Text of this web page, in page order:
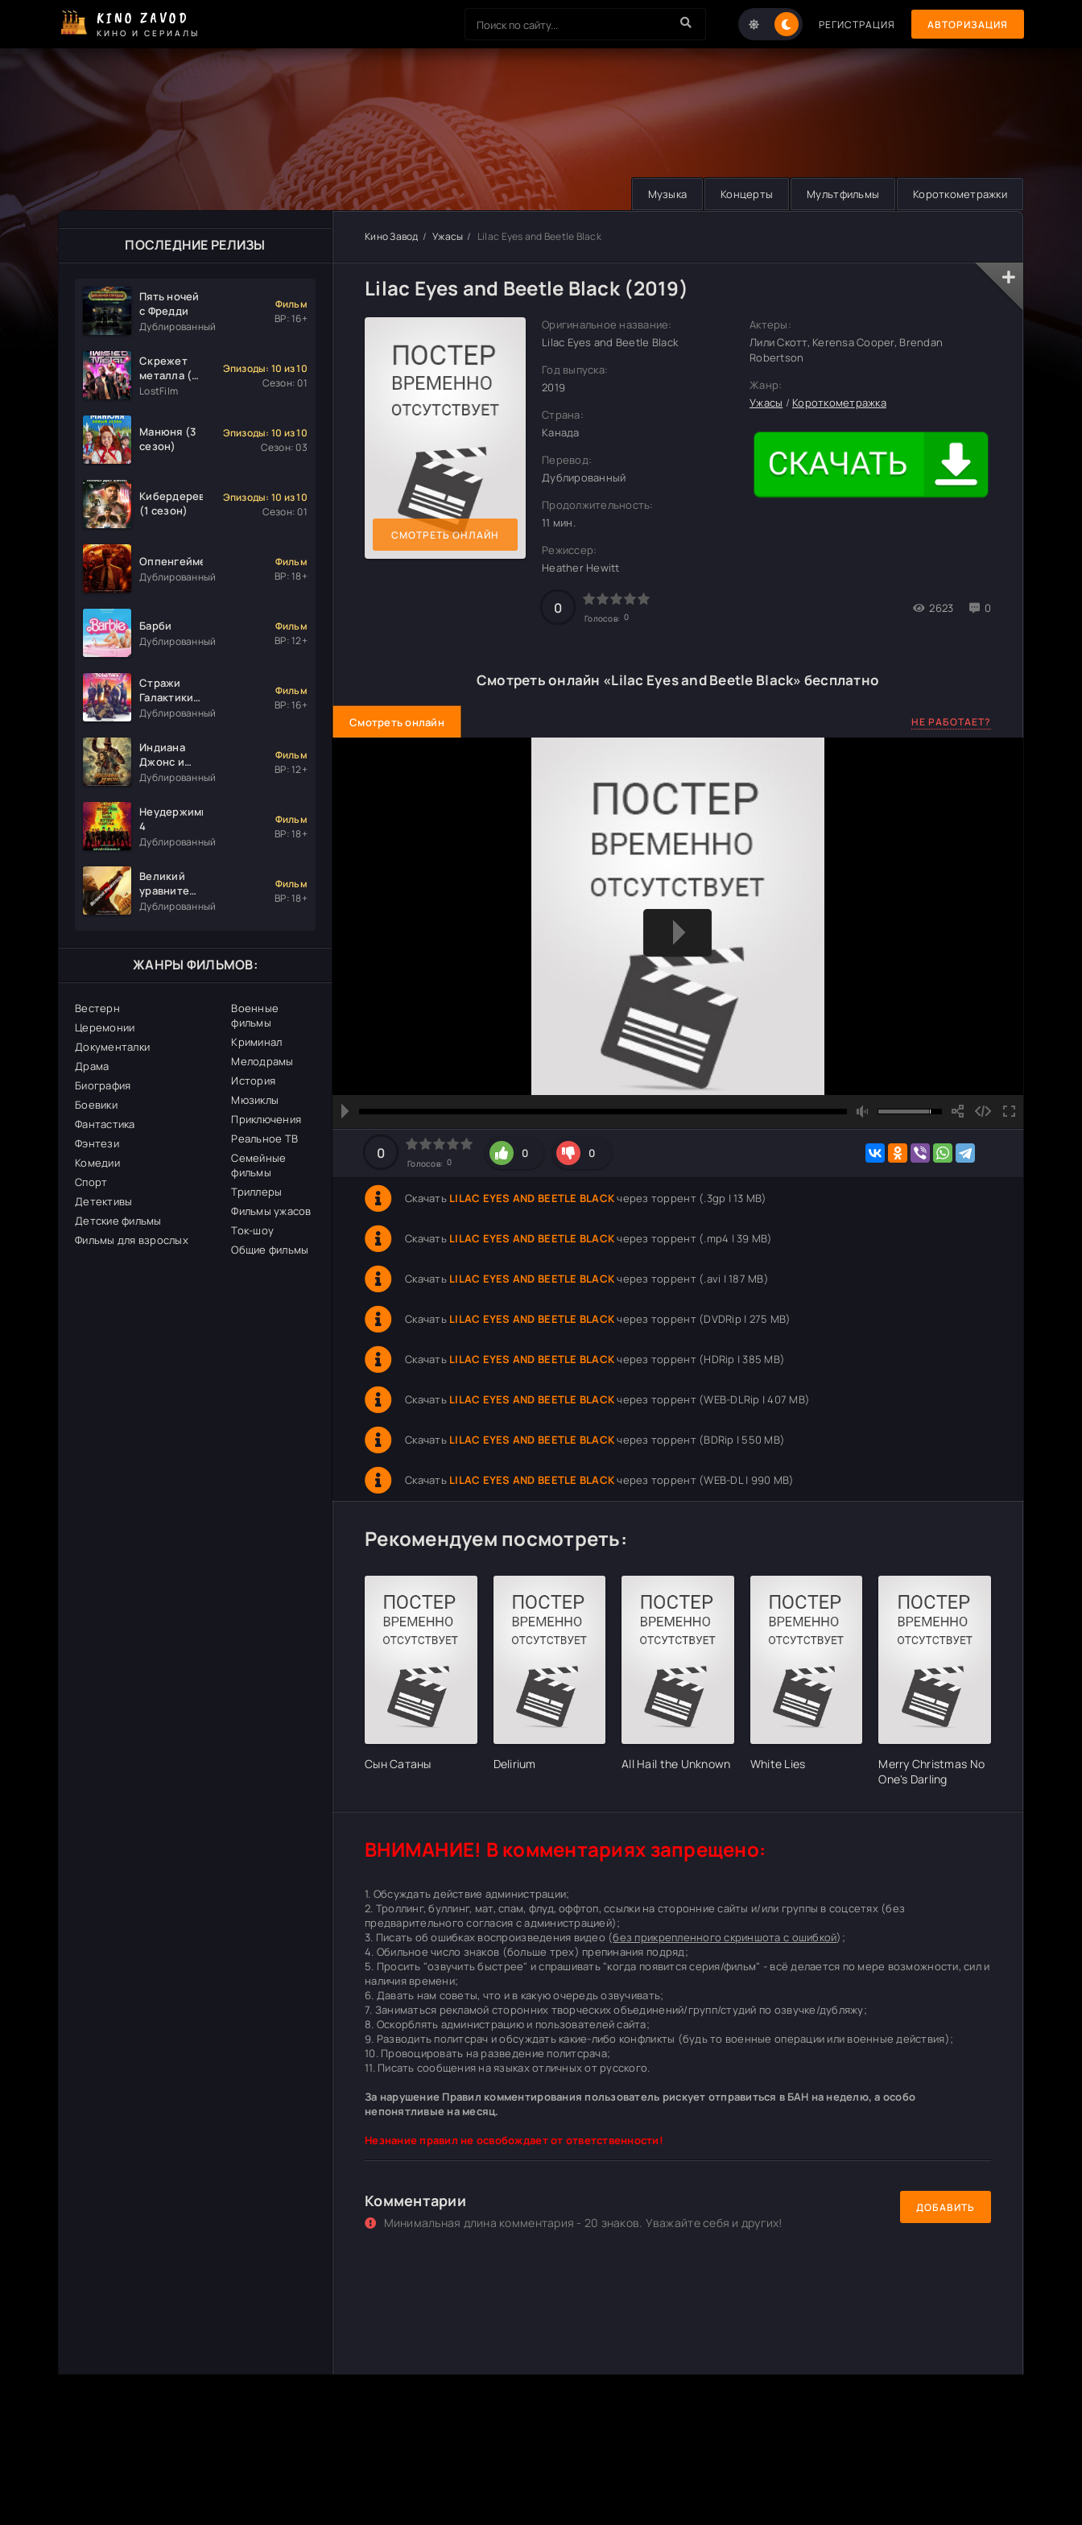
KINO ZAVOD
КИНО И СЕРИАЛЫ
РЕГИСТРАЦИЯ АВТОРИЗАЦИЯ
Музыка Концерты Мультфильмы Короткометражки
ПОСЛЕДНИЕ РЕЛИЗЫ
Пять ночей
с Фредди
Дублированный
Фильм
ВР: 16+
Скрежет
металла (1
сезон)
LostFilm
Эпизоды: 10 из 10
Сезон: 01
Манюня (3
сезон)
Эпизоды: 10 из 10
Сезон: 03
Кибердеревня
(1 сезон)
Эпизоды: 10 из 10
Сезон: 01
Оппенгеймер
Дублированный
Фильм
ВР: 18+
Барби
Дублированный
Фильм
ВР: 12+
Стражи
Галактики.
Часть 3
Дублированный
Фильм
ВР: 16+
Индиана
Джонс и
колесо
Дублированный
Фильм
ВР: 12+
Неудержимые
4
Дублированный
Фильм
ВР: 18+
Великий
уравнитель
3
Дублированный
Фильм
ВР: 18+
ЖАНРЫ ФИЛЬМОВ:
Вестерн
Церемонии
Документалки
Драма
Биография
Боевики
Фантастика
Фэнтези
Комедии
Спорт
Детективы
Детские фильмы
Фильмы для взрослых
Военные
фильмы
Криминал
Мелодрамы
История
Мюзиклы
Приключения
Реальное ТВ
Семейные
фильмы
Триллеры
Фильмы ужасов
Ток-шоу
Общие фильмы
Кино Завод Ужасы Lilac Eyes and Beetle Black
Lilac Eyes and Beetle Black (2019)
СМОТРЕТЬ ОНЛАЙН
Оригинальное название:
Lilac Eyes and Beetle Black
Год выпуска:
2019
Страна:
Канада
Перевод:
Дублированный
Продолжительность:
11 мин.
Режиссер:
Heather Hewitt
0
Голосов: 0
2623 0
Актеры:
Лили Скотт, Kerensa Cooper, Brendan
Robertson
Жанр:
Ужасы / Короткометражка
Смотреть онлайн «Lilac Eyes and Beetle Black» бесплатно
Смотреть онлайн НЕ РАБОТАЕТ?
hd2160
hd1440
highres
hd1080
hd720
large
medium
small
tiny
0
Голосов: 0
0 0
Скачать LILAC EYES AND BEETLE BLACKчерез торрент (.3gp | 13 MB)
Скачать LILAC EYES AND BEETLE BLACKчерез торрент (.mp4 | 39 MB)
Скачать LILAC EYES AND BEETLE BLACKчерез торрент (.avi | 187 MB)
Скачать LILAC EYES AND BEETLE BLACKчерез торрент (DVDRip | 275 MB)
Скачать LILAC EYES AND BEETLE BLACKчерез торрент (HDRip | 385 MB)
Скачать LILAC EYES AND BEETLE BLACKчерез торрент (WEB-DLRip | 407 MB)
Скачать LILAC EYES AND BEETLE BLACKчерез торрент (BDRip | 550 MB)
Скачать LILAC EYES AND BEETLE BLACKчерез торрент (WEB-DL | 990 MB)
Рекомендуем посмотреть:
Сын Сатаны Delirium All Hail the Unknown White Lies
Merry Christmas No
One's Darling
ВНИМАНИЕ! В комментариях запрещено:
1. Обсуждать действие администрации;
2. Троллинг, буллинг, мат, спам, флуд, оффтоп, ссылки на сторонние сайты и/или группы в соцсетях (без
предварительного согласия с администрацией);
3. Писать об ошибках воспроизведения видео (без прикрепленного скриншота с ошибкой);
4. Обильное число знаков (больше трех) препинания подряд;
5. Просить "озвучить быстрее" и спрашивать "когда появится серия/фильм" - всё делается по мере возможности, сил и
наличия времени;
6. Давать нам советы, что и в какую очередь озвучивать;
7. Заниматься рекламой сторонних творческих объединений/групп/студий по озвучке/дубляжу;
8. Оскорблять администрацию и пользователей сайта;
9. Разводить политсрач и обсуждать какие-либо конфликты (будь то военные операции или военные действия);
10. Провоцировать на разведение политсрача;
11. Писать сообщения на языках отличных от русского.
За нарушение Правил комментирования пользователь рискует отправиться в БАН на неделю, а особо
непонятливые на месяц.
Незнание правил не освобождает от ответственности!
Комментарии
Минимальная длина комментария - 20 знаков. Уважайте себя и других!
ДОБАВИТЬ